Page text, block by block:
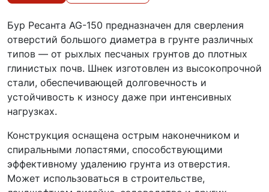
Бур Ресанта AG-150 предназначен для сверления
отверстий большого диаметра в грунте различных
типов — от рыхлых песчаных грунтов до плотных
глинистых почв. Шнек изготовлен из высокопрочной
стали, обеспечивающей долговечность и
устойчивость к износу даже при интенсивных
нагрузках.
Конструкция оснащена острым наконечником и
спиральными лопастями, способствующими
эффективному удалению грунта из отверстия.
Может использоваться в строительстве,